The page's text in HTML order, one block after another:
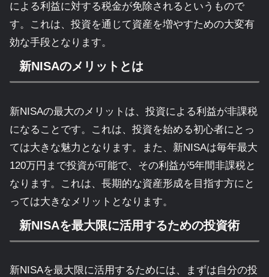
による利益に対する税金が免除されるというもので
す。これは、投資を通じて資産を増やすための大変有
効な手段となります。
新NISAのメリットとは
新NISAの最大のメリットは、投資による利益が非課税
になることです。これは、投資を始める初心者にとっ
ては大きな魅力となります。また、新NISAは毎年最大
120万円まで投資が可能で、その利益が5年間非課税と
なります。これは、長期的な資産形成を目指す方にと
っては大きなメリットとなります。
新NISAを最大限に活用するための投資術
新NISAを最大限に活用するためには、まずは自分の投